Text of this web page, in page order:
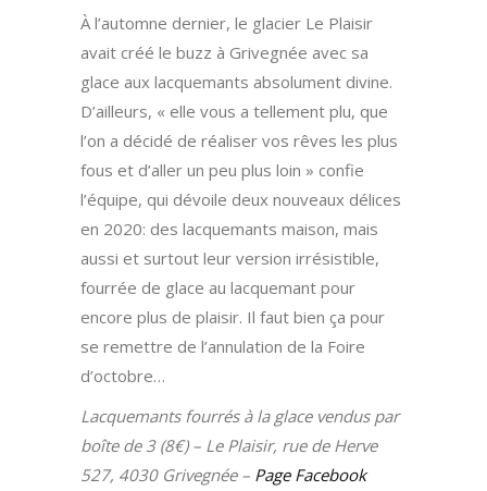
À l’automne dernier, le glacier Le Plaisir
avait créé le buzz à Grivegnée avec sa
glace aux lacquemants absolument divine.
D’ailleurs, « elle vous a tellement plu, que
l’on a décidé de réaliser vos rêves les plus
fous et d’aller un peu plus loin » confie
l’équipe, qui dévoile deux nouveaux délices
en 2020: des lacquemants maison, mais
aussi et surtout leur version irrésistible,
fourrée de glace au lacquemant pour
encore plus de plaisir. Il faut bien ça pour
se remettre de l’annulation de la Foire
d’octobre…
Lacquemants fourrés à la glace vendus par
boîte de 3 (8€) – Le Plaisir, rue de Herve
527, 4030 Grivegnée – Page Facebook